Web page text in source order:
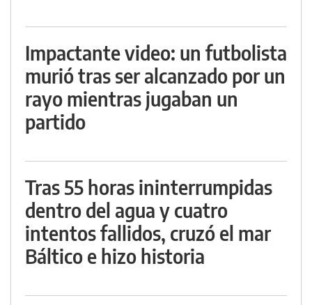
Impactante video: un futbolista
murió tras ser alcanzado por un
rayo mientras jugaban un
partido
Tras 55 horas ininterrumpidas
dentro del agua y cuatro
intentos fallidos, cruzó el mar
Báltico e hizo historia